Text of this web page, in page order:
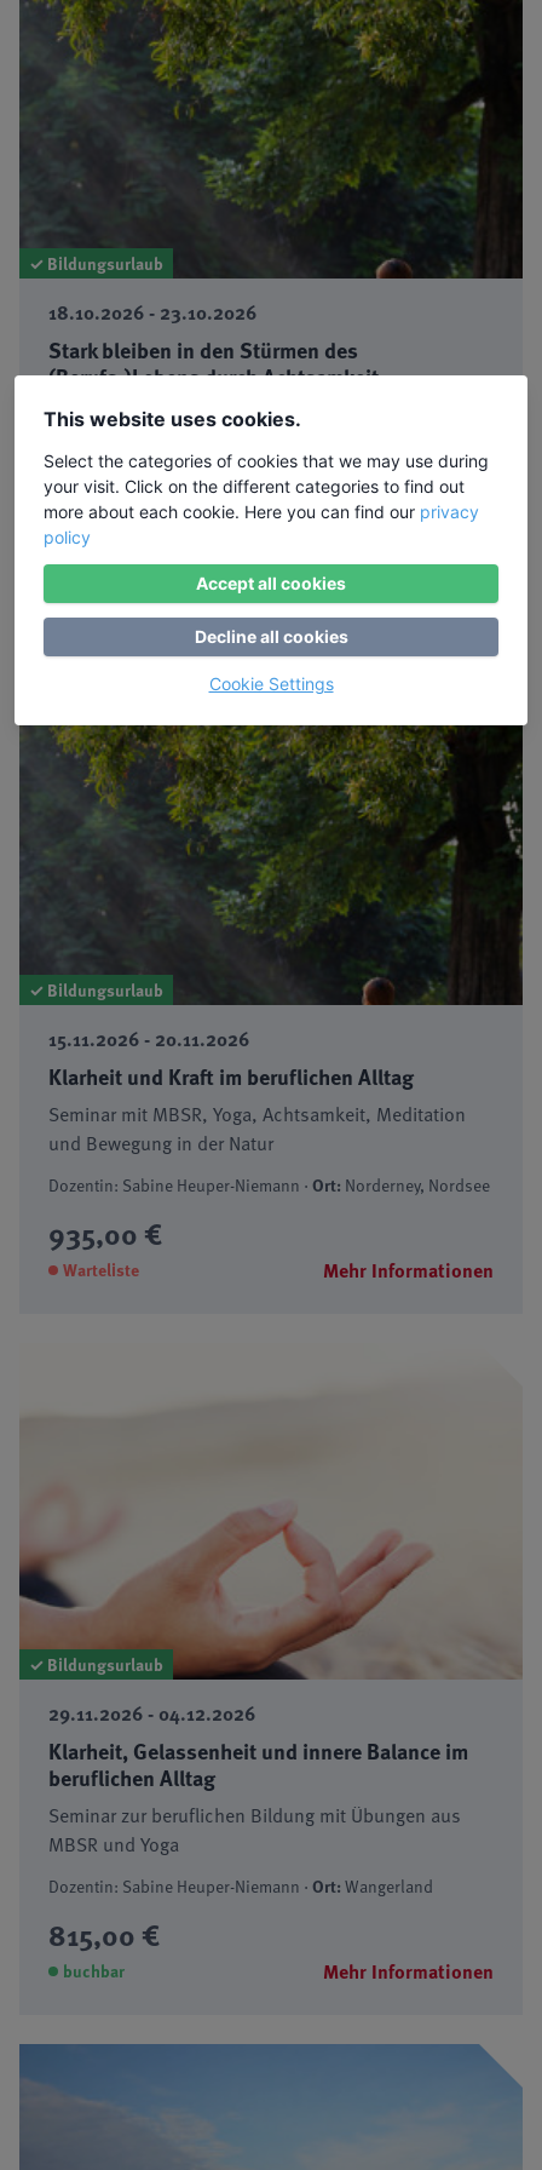
✓ Bildungsurlaub
18.10.2026 - 23.10.2026
Stark bleiben in den Stürmen des
(Berufs-)Lebens durch Achtsamkeit,
Selbstfürsorge und innere Orientierung
Zeit in der Natur
Dozentin: Sabine Heuper-Niemann ·Ort:Plön
915,00 €
Mehr Informationen
✓ Bildungsurlaub
15.11.2026 - 20.11.2026
Klarheit und Kraft im beruflichen Alltag
Seminar mit MBSR, Yoga, Achtsamkeit, Meditation
und Bewegung in der Natur
Dozentin: Sabine Heuper-Niemann ·Ort: Norderney, Nordsee
935,00 €
Warteliste Mehr Informationen
✓ Bildungsurlaub
29.11.2026 - 04.12.2026
Klarheit, Gelassenheit und innere Balance im
beruflichen Alltag
Seminar zur beruflichen Bildung mit Übungen aus
MBSR und Yoga
Dozentin: Sabine Heuper-Niemann ·Ort:Wangerland
815,00 €
buchbar Mehr Informationen
This website uses cookies.
Select the categories of cookies that we may use during
your visit. Click on the different categories to find out
more about each cookie. Here you can find our privacy
policy
Accept all cookies
Decline all cookies
Cookie Settings